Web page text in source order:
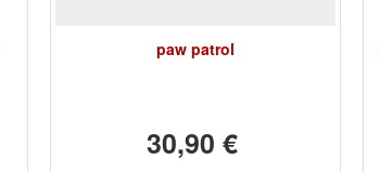
paw patrol
30,90 €